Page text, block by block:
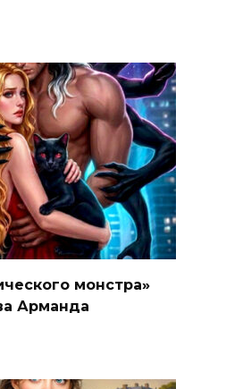
монстра»
Арманда